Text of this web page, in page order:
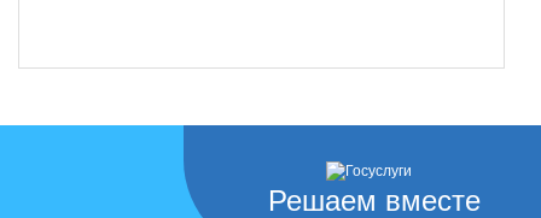
Решаем вместе